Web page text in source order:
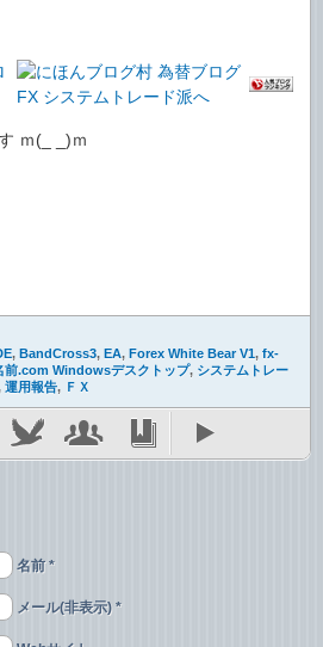
ｍ(_ _)ｍ
, BandCross3, EA, Forex White Bear V1, fx-
前.com Windowsデスクトップ, システムトレー
運用報告, ＦＸ
名前 *
メール(非表示) *